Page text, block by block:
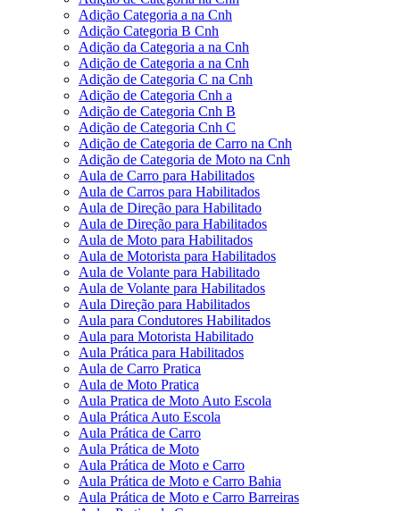
Adição Categoria a na Cnh
Adição Categoria B Cnh
Adição da Categoria a na Cnh
Adição de Categoria a na Cnh
Adição de Categoria C na Cnh
Adição de Categoria Cnh a
Adição de Categoria Cnh B
Adição de Categoria Cnh C
Adição de Categoria de Carro na Cnh
Adição de Categoria de Moto na Cnh
Aula de Carro para Habilitados
Aula de Carros para Habilitados
Aula de Direção para Habilitado
Aula de Direção para Habilitados
Aula de Moto para Habilitados
Aula de Motorista para Habilitados
Aula de Volante para Habilitado
Aula de Volante para Habilitados
Aula Direção para Habilitados
Aula para Condutores Habilitados
Aula para Motorista Habilitado
Aula Prática para Habilitados
Aula de Carro Pratica
Aula de Moto Pratica
Aula Pratica de Moto Auto Escola
Aula Prática Auto Escola
Aula Prática de Carro
Aula Prática de Moto
Aula Prática de Moto e Carro
Aula Prática de Moto e Carro Bahia
Aula Prática de Moto e Carro Barreiras